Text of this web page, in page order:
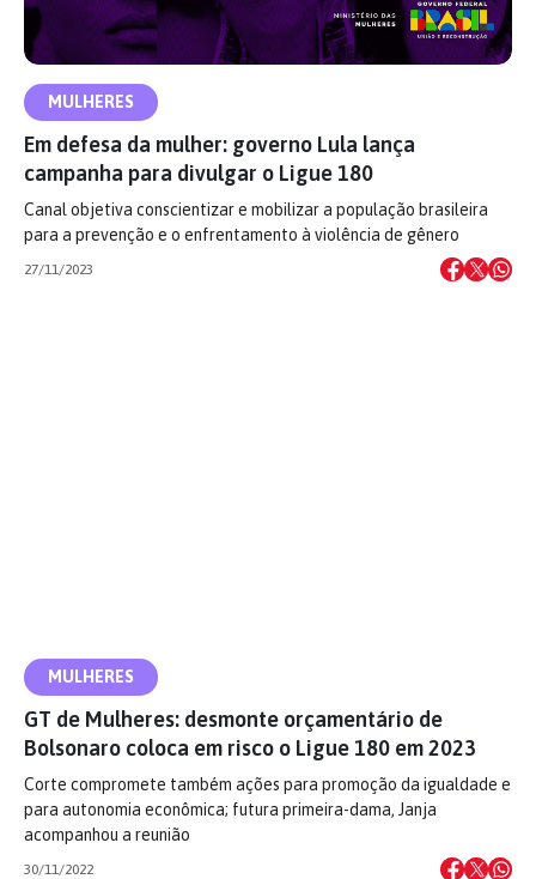
MULHERES
Em defesa da mulher: governo Lula lança
campanha para divulgar o Ligue 180
Canal objetiva conscientizar e mobilizar a população brasileira
para a prevenção e o enfrentamento à violência de gênero
27/11/2023
MULHERES
GT de Mulheres: desmonte orçamentário de
Bolsonaro coloca em risco o Ligue 180 em 2023
Corte compromete também ações para promoção da igualdade e
para autonomia econômica; futura primeira-dama, Janja
acompanhou a reunião
30/11/2022